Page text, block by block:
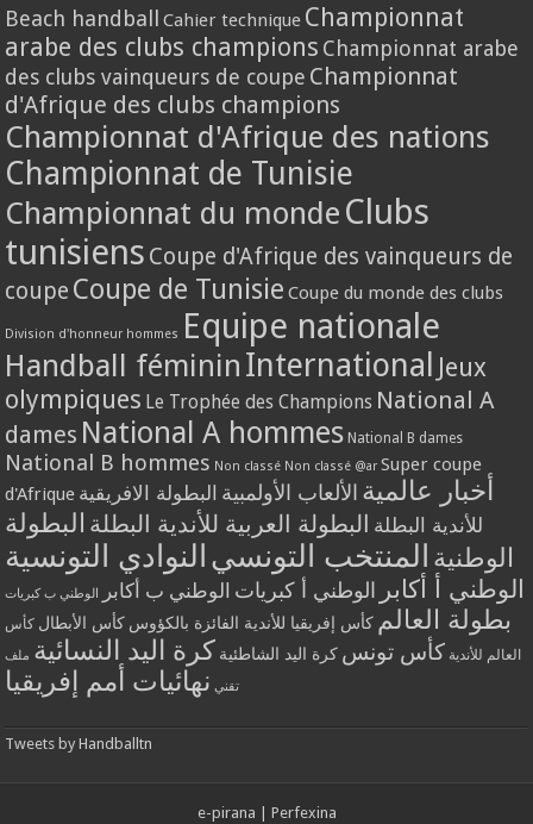
Beach handball Cahier technique Championnat
arabe des clubs champions Championnat arabe
des clubs vainqueurs de coupe Championnat
d'Afrique des clubs champions
Championnat d'Afrique des nations
Championnat de Tunisie
Championnat du monde Clubs
tunisiens Coupe d'Afrique des vainqueurs de
coupe Coupe de Tunisie Coupe du monde des clubs
Division d'honneur hommes Equipe nationale
Handball féminin International Jeux
olympiques Le Trophée des Champions National A
dames National A hommes National B dames
National B hommes Non classé Non classé @ar Super coupe
d'Afrique
أخبار عالمية الألعاب الأولمبية البطولة الافريقية
للأندية البطلة البطولة العربية للأندية البطلة البطولة
الوطنية المنتخب التونسي النوادي التونسية
الوطني أ أكابر الوطني أ كبريات الوطني ب أكابر الوطني ب كبريات
بطولة العالم كأس إفريقيا للأندية الفائزة بالكؤوس كأس الأبطال كأس
العالم للأندية كأس تونس كرة اليد الشاطئية كرة اليد النسائية ملف
تقني نهائيات أمم إفريقيا
Tweets by Handballtn
e-pirana Perfexina